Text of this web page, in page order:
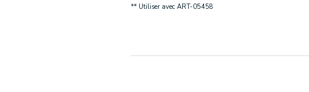
** Utiliser avec ART-05458